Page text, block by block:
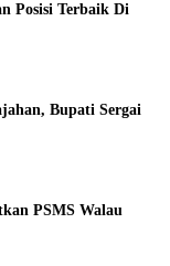
Posisi Terbaik Di
Bupati Sergai
PSMS Walau